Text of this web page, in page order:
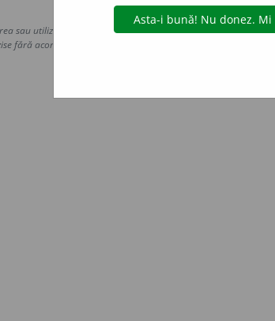
Copyright © 2004-2026 dexonline
sau utilizarea datelor de pe acest site, inclusiv prin orice
fără acordul nostru prealabil scris, cu excepția seturilor de